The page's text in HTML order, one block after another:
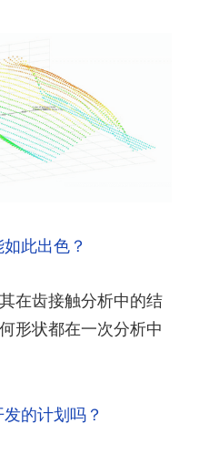
此出色？
在齿接触分析中的结
形状都在一次分析中
的计划吗？